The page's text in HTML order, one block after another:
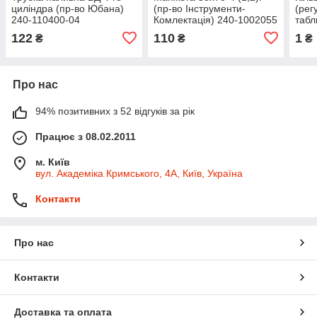
циліндра (пр-во Юбана)
240-110400-04
122 ₴
(пр-во Інструменти-
Комлектація) 240-1002055
110₴ 1 ₴
Про нас
94% позитивних з 52 відгуків за рік
Працює з 08.02.2011
м. Київ
вул. Академіка Кримського, 4А, Київ, Україна
Контакти
Про нас
Контакти
Доставка та оплата